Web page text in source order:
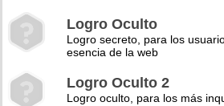
Logro Oculto
Logro secreto, para los
esencia de la web
Logro Oculto 2
Logro oculto, para los más